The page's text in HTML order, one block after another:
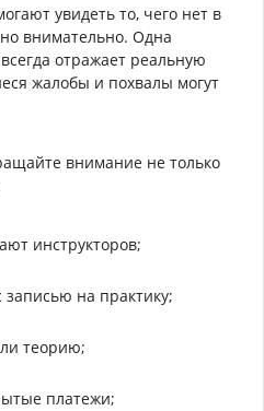
увидеть то, чего нет в
внимательно. Одна
отражает реальную
жалобы и похвалы могут
внимание не только
инструкторов;
на практику;
теорию;
платежи;